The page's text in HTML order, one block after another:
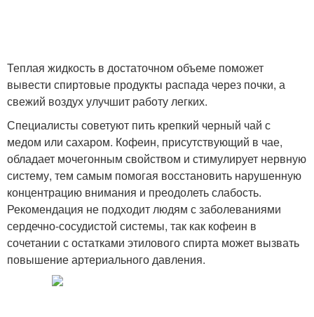
Теплая жидкость в достаточном объеме поможет
вывести спиртовые продукты распада через почки, а
свежий воздух улучшит работу легких.
Специалисты советуют пить крепкий черный чай с
медом или сахаром. Кофеин, присутствующий в чае,
обладает мочегонным свойством и стимулирует нервную
систему, тем самым помогая восстановить нарушенную
концентрацию внимания и преодолеть слабость.
Рекомендация не подходит людям с заболеваниями
сердечно-сосудистой системы, так как кофеин в
сочетании с остатками этилового спирта может вызвать
повышение артериального давления.